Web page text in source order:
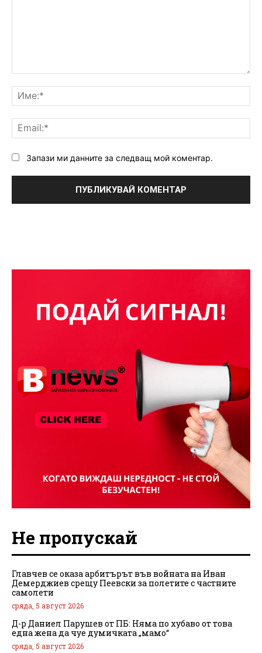
Запази ми данните за следващ мой коментар.
Не пропускай
Главчев се оказа арбитърът във войната на Иван
Демерджиев срещу Пеевски за полетите с частните
самолети
сряда, 5 август 2026
Д-р Даниел Парушев от ПБ: Няма по хубаво от това
една жена да чуе думичката „мамо“
сряда, 5 август 2026